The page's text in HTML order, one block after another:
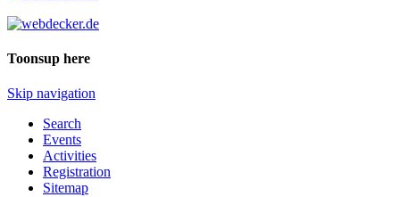
Toonsup here
Skip navigation
Search
Events
Activities
Registration
Sitemap